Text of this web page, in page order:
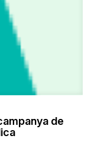
de